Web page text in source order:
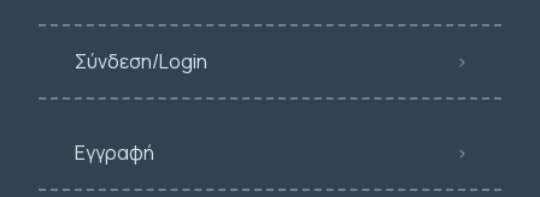
Σύνδεση/Login
Εγγραφή